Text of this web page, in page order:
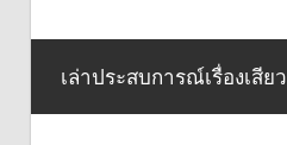
เล่าประสบการณ์เรื่องเสียว